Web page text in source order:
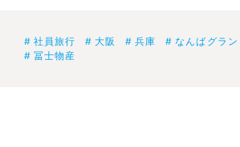
社員旅行 大阪 兵庫 なんばグラン
冨士物産